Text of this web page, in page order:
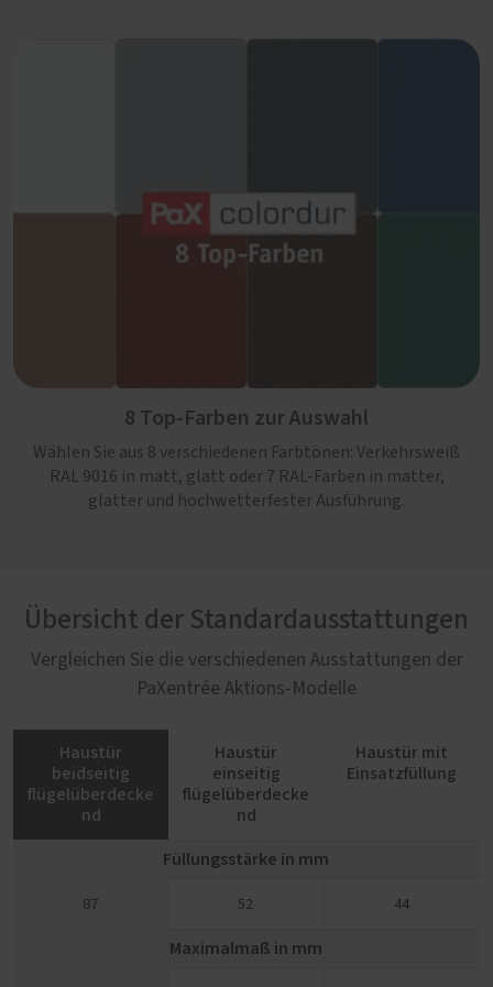
8 Top-Farben zur Auswahl
Wählen Sie aus 8 verschiedenen Farbtönen: Verkehrsweiß
RAL 9016 in matt, glatt oder 7 RAL-Farben in matter,
glatter und hochwetterfester Ausführung.
Übersicht der Standardausstattungen
Vergleichen Sie die verschiedenen Ausstattungen der
PaXentrée Aktions-Modelle
Haustür
beidseitig
flügelüberdecke
nd
Haustür
einseitig
flügelüberdecke
nd
Haustür mit
Einsatzfüllung
Füllungsstärke in mm
87 52 44
Maximalmaß in mm